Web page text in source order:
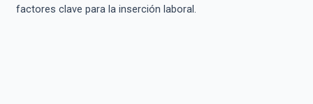
factores clave para la inserción laboral.